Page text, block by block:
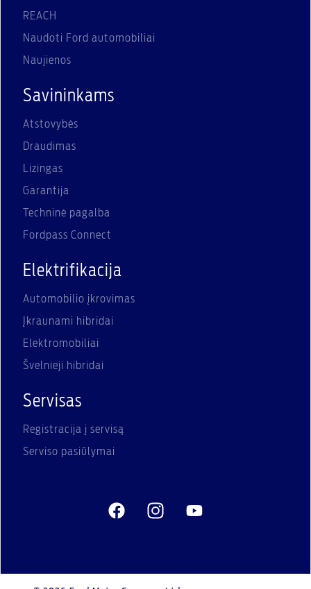
REACH
Naudoti Ford automobiliai
Naujienos
Savininkams
Atstovybės
Draudimas
Lizingas
Garantija
Techninė pagalba
Fordpass Connect
Elektrifikacija
Automobilio įkrovimas
Įkraunami hibridai
Elektromobiliai
Švelnieji hibridai
Servisas
Registracija į servisą
Serviso pasiūlymai